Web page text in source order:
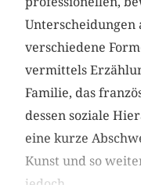
verschiedene
vermittels
Familie, das
dessen soziale
eine kurze
Kunst und so